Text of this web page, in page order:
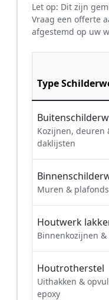
Let op: Dit zijn
Vraag een offerte
afgestemd op uw
Type
Kozijnen, deuren
daklijsten
Muren & plafonds
Houtwerk
Binnenkozijnen
Houtrotherstel
Uithakken &
epoxy